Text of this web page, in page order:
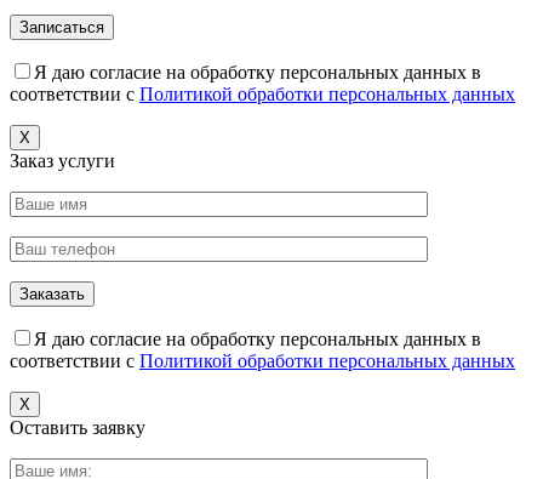
Я даю согласие на обработку персональных данных в
соответствии с Политикой обработки персональных данных
X
Заказ услуги
Я даю согласие на обработку персональных данных в
соответствии с Политикой обработки персональных данных
X
Оставить заявку